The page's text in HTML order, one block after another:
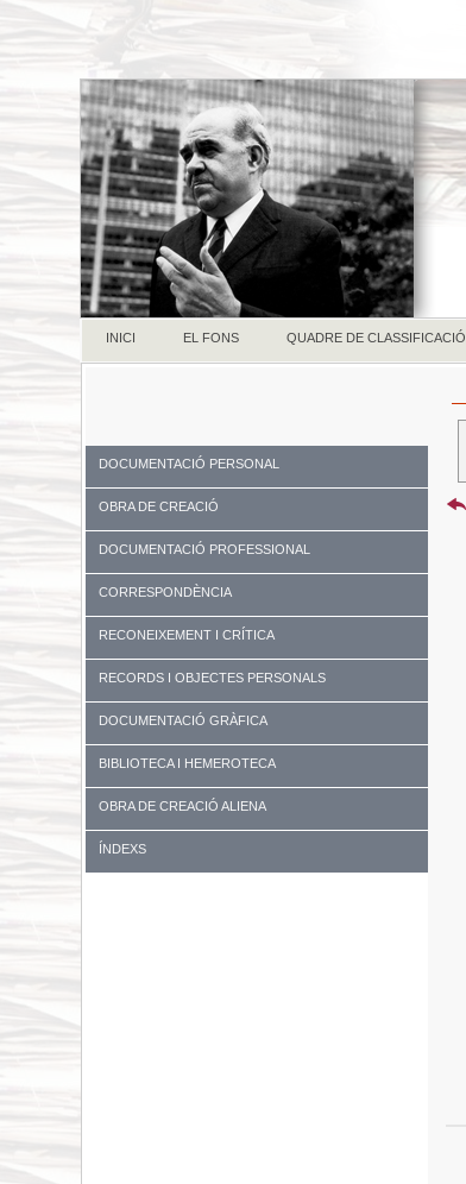
INICI EL FONS QUADRE DE CLASSIFICACIÓ
DOCUMENTACIÓ PERSONAL
OBRA DE CREACIÓ
DOCUMENTACIÓ PROFESSIONAL
CORRESPONDÈNCIA
RECONEIXEMENT I CRÍTICA
RECORDS I OBJECTES PERSONALS
DOCUMENTACIÓ GRÀFICA
BIBLIOTECA I HEMEROTECA
OBRA DE CREACIÓ ALIENA
ÍNDEXS